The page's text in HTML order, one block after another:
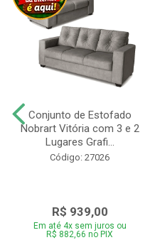
Conjunto de Estofado
Nobrart Vitória com 3 e 2
Lugares Grafi...
Código: 27026
R$ 939,00
Em até 4x sem juros ou
R$ 882,66 no PIX